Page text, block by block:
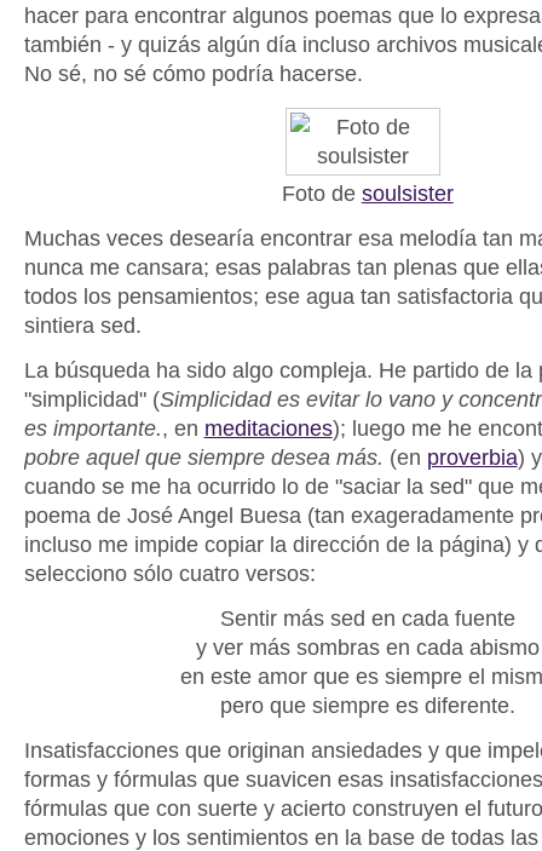
hacer para encontrar algunos poemas que lo
también - y quizás algún día incluso archivos
No sé, no sé cómo podría hacerse.
Foto de soulsister
Muchas veces desearía encontrar esa melodía tan
nunca me cansara; esas palabras tan plenas que
todos los pensamientos; ese agua tan satisfactoria
sintiera sed.
La búsqueda ha sido algo compleja. He partido de la
"simplicidad" (Simplicidad es evitar lo vano y
es importante., en meditaciones); luego me he
pobre aquel que siempre desea más. (en proverbia)
cuando se me ha ocurrido lo de "saciar la sed" que
poema de José Angel Buesa (tan exageradamente
incluso me impide copiar la dirección de la página) y
selecciono sólo cuatro versos:
Sentir más sed en cada fuente
y ver más sombras en cada abismo
en este amor que es siempre el
pero que siempre es diferente.
Insatisfacciones que originan ansiedades y que
formas y fórmulas que suavicen esas
fórmulas que con suerte y acierto construyen el
emociones y los sentimientos en la base de todas